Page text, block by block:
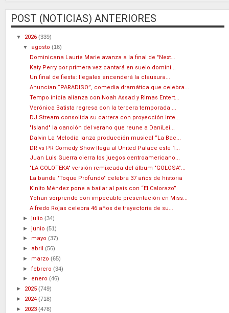
POST (NOTICIAS) ANTERIORES
▼ 2026 (339)
▼ agosto(16)
Dominicana Laurie Marie avanza a la final de "Next...
Katy Perry por primera vez cantará en suelo domini...
Un final de fiesta: Ilegales encenderá la clausura...
Anuncian “PARADISO”, comedia dramática que celebra...
Tempo inicia alianza con Noah Assad y Rimas Entert...
Verónica Batista regresa con la tercera temporada ...
DJ Stream consolida su carrera con proyección inte...
"Island" la canción del verano que reune a DaniLei...
Dalvin La Melodía lanza producción musical “La Bac...
DR vs PR Comedy Show llega al United Palace este 1...
Juan Luis Guerra cierra los juegos centroamericano...
"LA GOLOTEKA" versión remixeada del álbum "GOLOSA"...
La banda "Toque Profundo" celebra 37 años de historia
Kinito Méndez pone a bailar al país con “El Calorazo”
Yohan sorprende con impecable presentación en Miss...
Alfredo Rojas celebra 46 años de trayectoria de su...
►julio(34)
►junio(51)
► mayo(37)
► abril(56)
► marzo(65)
►febrero(34)
► enero(46)
► 2025 (749)
► 2024 (718)
► 2023 (478)